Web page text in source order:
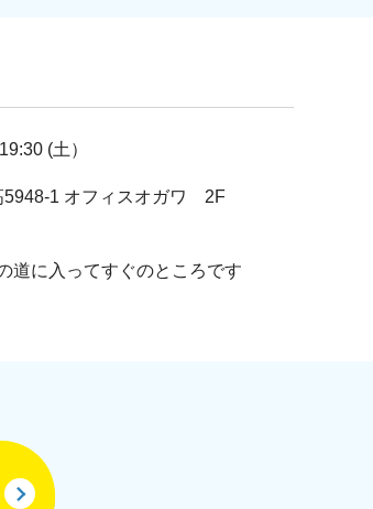
(土）
5948-1 オフィスオガワ 2F
道に入ってすぐのところです